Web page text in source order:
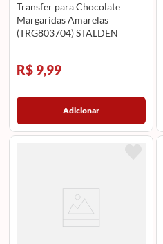
Transfer para Chocolate
Margaridas Amarelas
(TRG803704) STALDEN
R$ 9,99
Adicionar